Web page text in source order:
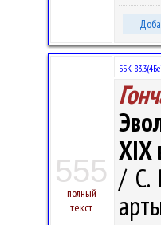
555
полный
текст
ББК
XIX
/ С.